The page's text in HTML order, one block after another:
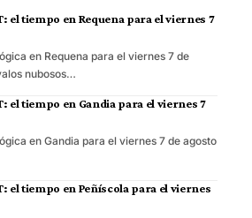
el tiempo en Requena para el viernes 7
en Requena para el viernes 7 de
nubosos…
el tiempo en Gandia para el viernes 7
en Gandia para el viernes 7 de agosto
el tiempo en Peñíscola para el viernes